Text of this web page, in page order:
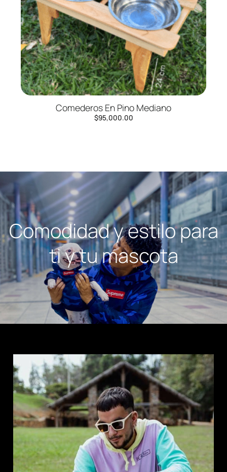
Comederos En Pino Mediano
$95,000.00
Comodidad y estilo para
ti y tu mascota